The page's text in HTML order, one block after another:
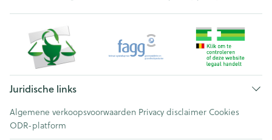
Juridische links
Algemene verkoopsvoorwaarden Privacy disclaimer Cookies
ODR-platform